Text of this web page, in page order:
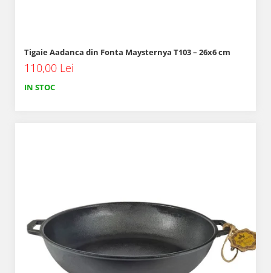
Tigaie Aadanca din Fonta Maysternya T103 – 26x6 cm
110,00 Lei
IN STOC